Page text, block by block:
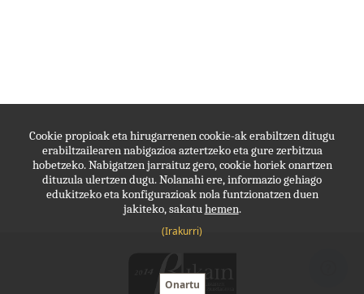
Cookie propioak eta hirugarrenen cookie-ak erabiltzen ditugu
erabiltzailearen nabigazioa aztertzeko eta gure zerbitzua
hobetzeko. Nabigatzen jarraituz gero, cookie horiek onartzen
dituzula ulertzen dugu. Nolanahi ere, informazio gehiago
edukitzeko eta konfigurazioak nola funtzionatzen duen
jakiteko, sakatuhemen.
(Irakurri)